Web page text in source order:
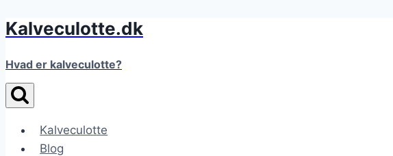
Fortsæt
indhold
Kalveculotte.dk
Hvad er kalveculotte?
Kalveculotte
Blog